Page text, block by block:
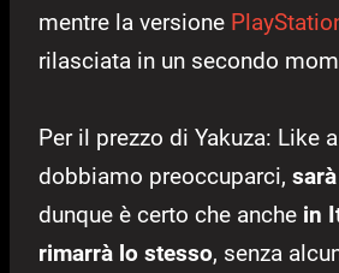
mentre la versione
rilasciata in un secondo
Per il prezzo di Yakuza: Like
dobbiamo preoccuparci,
dunque è certo che anche in
rimarrà lo stesso, senza